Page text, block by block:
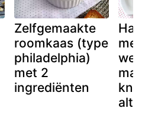
Zelfgemaakte
roomkaas (type
philadelphia)
met 2
ingrediënten